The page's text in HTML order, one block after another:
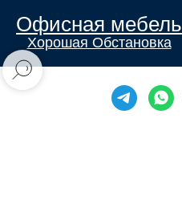
Офисная мебель
Хорошая Обстановка